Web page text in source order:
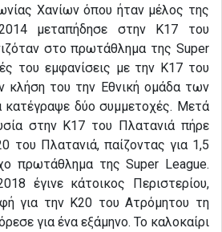
Χανίων όπου ήταν μέλος της
μεταπήδησε στην Κ17 του
στο πρωτάθλημα της Super
του εμφανίσεις με την Κ17 του
κλήση του την Εθνική ομάδα των
κατέγραψε δύο συμμετοχές. Μετά
στην Κ17 του Πλατανιά πήρε
του Πλατανιά, παίζοντας για 1,5
πρωτάθλημα της Super League.
έγινε κάτοικος Περιστερίου,
για την Κ20 του Ατρόμητου τη
για ένα εξάμηνο. Το καλοκαίρι